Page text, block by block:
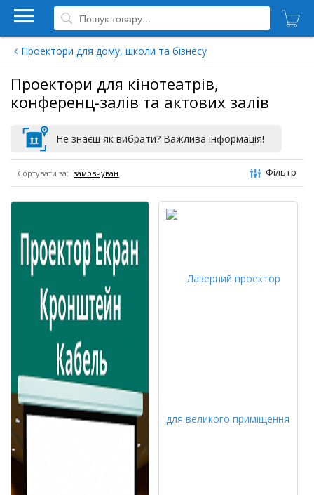
Проектори для дому, школи та бізнесу
Проектори для кінотеатрів,
конференц-залів та актових залів
Не знаєш як вибрати? Важлива інформація!
Сортувати за: Фільтр